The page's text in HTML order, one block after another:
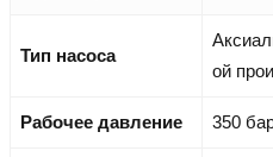
Тип насоса
ой
Рабочее давление 350